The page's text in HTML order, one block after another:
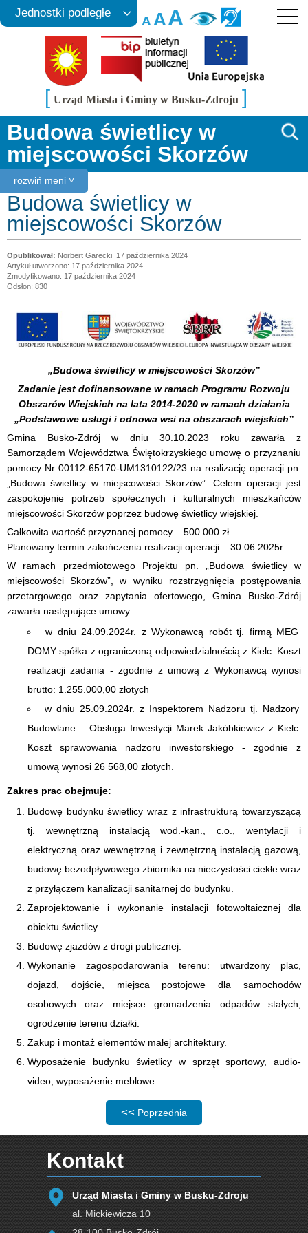
AAA
Jednostki podległe
[ Urząd Miasta i Gminy w Busku-Zdroju ]
rozwiń meni ˅
Budowa świetlicy w
miejscowości Skorzów
Budowa świetlicy w
miejscowości Skorzów
Norbert Garecki 17 października 2024
Artykuł utworzono: 17 października 2024
Zmodyfikowano: 17 października 2024
Odsłon: 830
„Budowa świetlicy w miejscowości Skorzów”
Zadanie jest dofinansowane w ramach Programu Rozwoju
Obszarów Wiejskich na lata 2014-2020 w ramach działania
„Podstawowe usługi i odnowa wsi na obszarach wiejskich”
Gmina Busko-Zdrój w dniu 30.10.2023 roku zawarła z
Samorządem Województwa Świętokrzyskiego umowę o przyznaniu
pomocy Nr 00112-65170-UM1310122/23 na realizację operacji pn.
„Budowa świetlicy w miejscowości Skorzów”. Celem operacji jest
zaspokojenie potrzeb społecznych i kulturalnych mieszkańców
miejscowości Skorzów poprzez budowę świetlicy wiejskiej.
Całkowita wartość przyznanej pomocy – 500 000 zł
Planowany termin zakończenia realizacji operacji – 30.06.2025r.
W ramach przedmiotowego Projektu pn. „Budowa świetlicy w
miejscowości Skorzów”, w wyniku rozstrzygnięcia postępowania
przetargowego oraz zapytania ofertowego, Gmina Busko-Zdrój
zawarła następujące umowy:
w dniu 24.09.2024r. z Wykonawcą robót tj. firmą MEG
DOMY spółka z ograniczoną odpowiedzialnością z Kielc. Koszt
realizacji zadania - zgodnie z umową z Wykonawcą wynosi
brutto: 1.255.000,00 złotych
w dniu 25.09.2024r. z Inspektorem Nadzoru tj. Nadzory
Budowlane – Obsługa Inwestycji Marek Jakóbkiewicz z Kielc.
Koszt sprawowania nadzoru inwestorskiego - zgodnie z
umową wynosi 26 568,00 złotych.
Zakres prac obejmuje:
Budowę budynku świetlicy wraz z infrastrukturą towarzyszącą
tj. wewnętrzną instalacją wod.-kan., c.o., wentylacji i
elektryczną oraz wewnętrzną i zewnętrzną instalacją gazową,
budowę bezodpływowego zbiornika na nieczystości ciekłe wraz
z przyłączem kanalizacji sanitarnej do budynku.
Zaprojektowanie i wykonanie instalacji fotowoltaicznej dla
obiektu świetlicy.
Budowę zjazdów z drogi publicznej.
Wykonanie zagospodarowania terenu: utwardzony plac,
dojazd, dojście, miejsca postojowe dla samochodów
osobowych oraz miejsce gromadzenia odpadów stałych,
ogrodzenie terenu działki.
Zakup i montaż elementów małej architektury.
Wyposażenie budynku świetlicy w sprzęt sportowy, audio-
video, wyposażenie meblowe.
Poprzednia strona: Budowa świetlicy w
Poprzednia
Kontakt
Urząd Miasta i Gminy w Busku-Zdroju
al. Mickiewicza 10